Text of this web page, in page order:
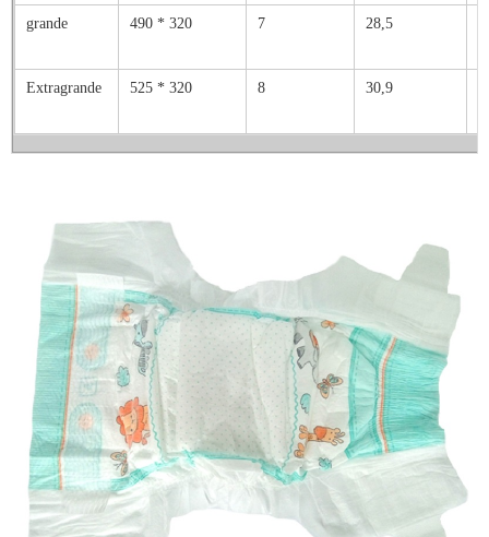
grande 490 * 320 7 28,5
Extragrande 525 * 320 8 30,9